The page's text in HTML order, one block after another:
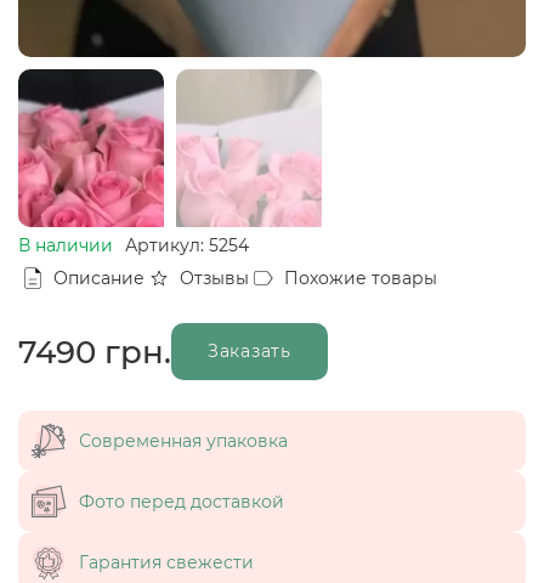
В наличии
Артикул: 5254
Описание
Отзывы Похожие товары
7490 грн. Заказать
Современная упаковка
Фото перед доставкой
Гарантия свежести